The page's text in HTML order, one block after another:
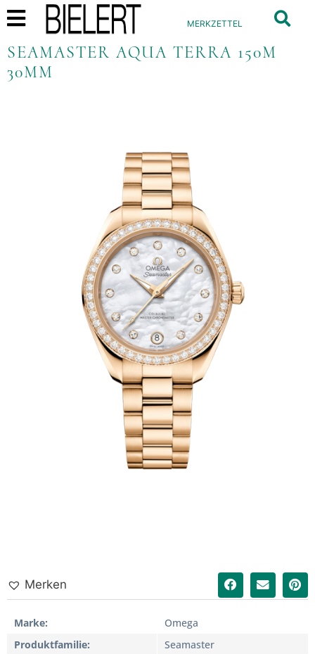
MERKZETTEL
SEAMASTER AQUA TERRA 150M
30MM
Merken
Marke
Omega
Produktfamilie
Seamaster